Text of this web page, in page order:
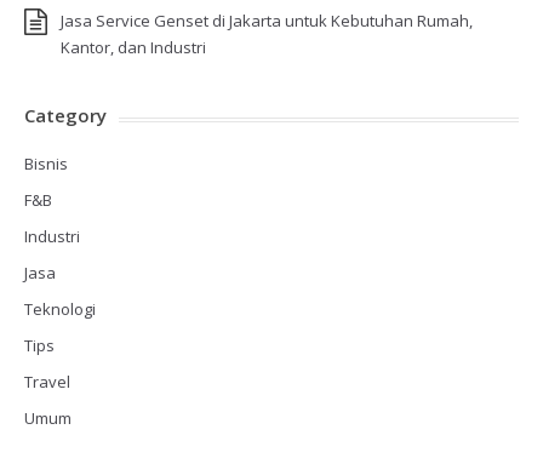
Jasa Service Genset di Jakarta untuk Kebutuhan Rumah,
Kantor, dan Industri
Category
Bisnis
F&B
Industri
Jasa
Teknologi
Tips
Travel
Umum